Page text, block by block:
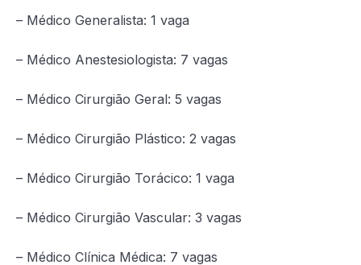
– Médico Generalista: 1 vaga
– Médico Anestesiologista: 7 vagas
– Médico Cirurgião Geral: 5 vagas
– Médico Cirurgião Plástico: 2 vagas
– Médico Cirurgião Torácico: 1 vaga
– Médico Cirurgião Vascular: 3 vagas
– Médico Clínica Médica: 7 vagas